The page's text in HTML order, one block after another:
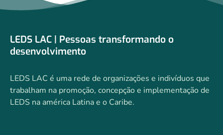
LEDS LAC | Pessoas transformando o
desenvolvimento
LEDS LAC é uma rede de organizações e indivíduos que
trabalham na promoção, concepção e implementação de
LEDS na américa Latina e o Caribe.